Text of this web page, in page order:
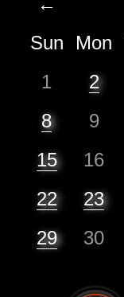
Sun
Mon
1
2
8
9
15
16
22
23
29
30